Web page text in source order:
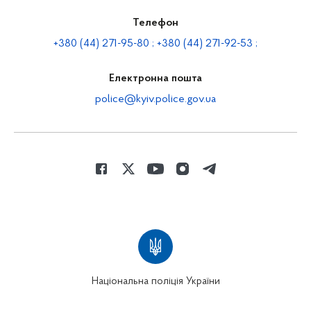
Телефон
+380 (44) 271-95-80 ; +380 (44) 271-92-53 ;
Електронна пошта
police@kyiv.police.gov.ua
Національна поліція України